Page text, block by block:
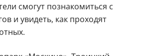
смогут познакомиться с
и увидеть, как проходят